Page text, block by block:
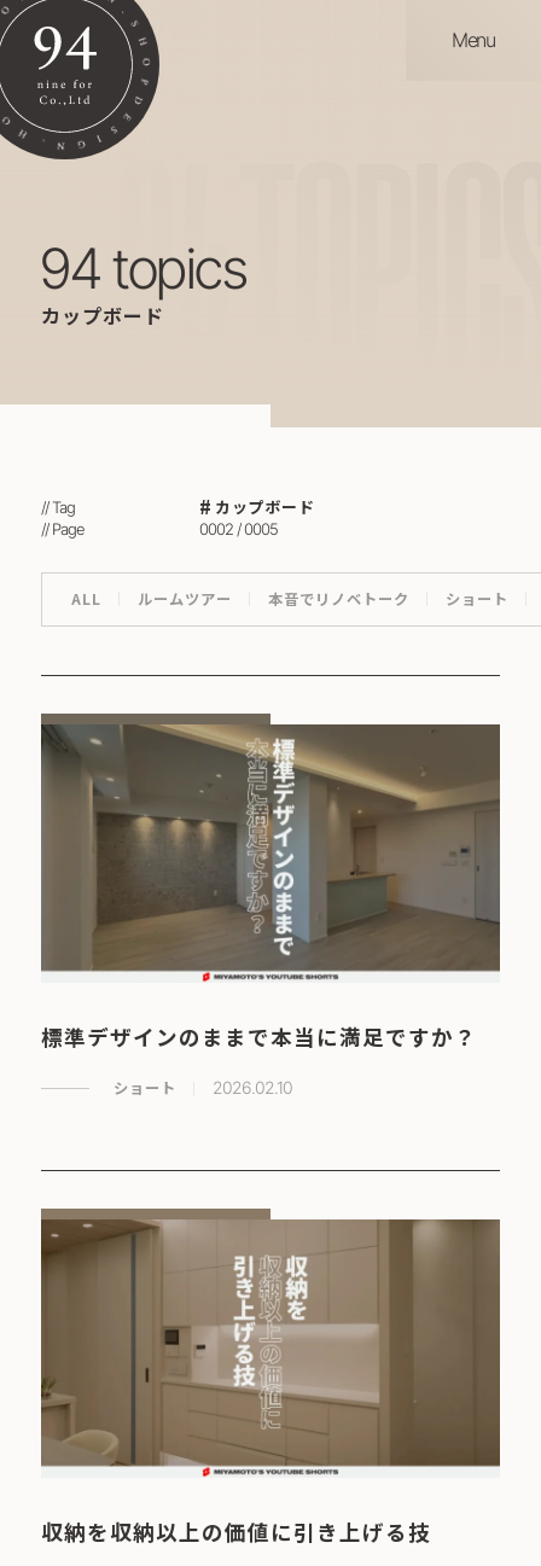
Menu
94
94 topics
カップボード
// Tag カップボード
// Page 0002 / 0005
ALL ルームツアー 本音でリノベトーク ショート
標準デザインのままで本当に満足ですか？
ショート 2026.02.10
収納を収納以上の価値に引き上げる技